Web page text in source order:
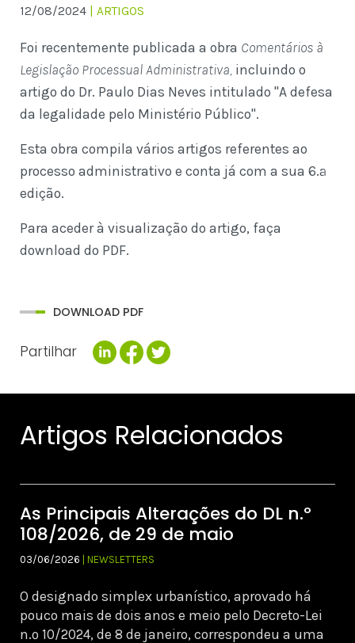
12/08/2024 | ARTIGOS
Foi recentemente publicada a obra Comentários à
Legislação Processual Administrativa, incluindo o
artigo do Dr. Paulo Dias Neves intitulado "A defesa
da legalidade pelo Ministério Público".
Esta obra compila vários artigos referentes ao
processo administrativo e conta já com a sua 6.ª
edição.
Para aceder à visualização do artigo, faça
download do PDF.
DOWNLOAD PDF
Partilhar
Artigos Relacionados
As Principais Alterações do DL n.º
108/2026, de 29 de maio
03/06/2026 | NEWSLETTERS
O designado simplex urbanístico, aprovado há
pouco mais de dois anos e meio pelo Decreto-Lei
n.º 10/2024, de 8 de janeiro, correspondeu a uma